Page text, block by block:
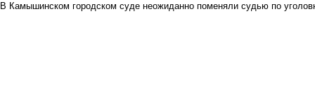
В Камышинском городском суде неожиданно поменяли судью по